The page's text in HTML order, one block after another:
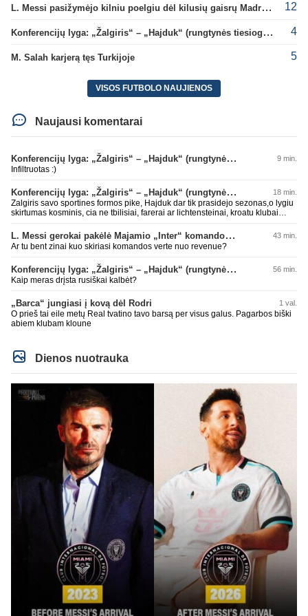
L. Messi pasižymėjo kilniu poelgiu dėl kilusių gaisrų Madride 12
Konferencijų lyga: „Žalgiris“ – „Hajduk“ (rungtynės tiesiogiai) 4
M. Salah karjerą tęs Turkijoje 5
VISOS FUTBOLO NAUJIENOS
Naujausi komentarai
Konferencijų lyga: „Žalgiris“ – „Hajduk“ (rungtynės tiesiogiai) 9 min.
Infiltruotas :)
Konferencijų lyga: „Žalgiris“ – „Hajduk“ (rungtynės tiesiogiai) 18 min.
Zalgiris savo sportines formos pike, Hajduk dar tik prasidejo sezonas,o lygiu
skirtumas kosminis, cia ne tbilisiai, farerai ar lichtensteinai, kroatu klubai
10 metu kitu stebuklingu rungtyniu pries koki kysiniovo metalista
L. Messi gerokai pakėlė Majamio „Inter“ komandos vertę 43 min.
Ar tu bent zinai kuo skiriasi komandos verte nuo revenue?
Konferencijų lyga: „Žalgiris“ – „Hajduk“ (rungtynės tiesiogiai) 56 min.
Kaip meras drįsta rusiškai kalbėt?
„Barca“ jungiasi į kovą dėl Rodri 1 val.
O prieš tai eile metų Real tvatino tavo barsą per visus galus. Pagarbos biški
abiem klubam kloune
Dienos nuotrauka